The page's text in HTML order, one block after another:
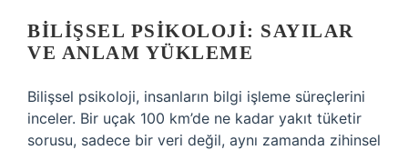
BILIŞSEL PSIKOLOJI: SAYILAR
VE ANLAM YÜKLEME
Bilişsel psikoloji, insanların bilgi işleme süreçlerini
inceler. Bir uçak 100 km’de ne kadar yakıt tüketir
sorusu, sadece bir veri değil, aynı zamanda zihinsel